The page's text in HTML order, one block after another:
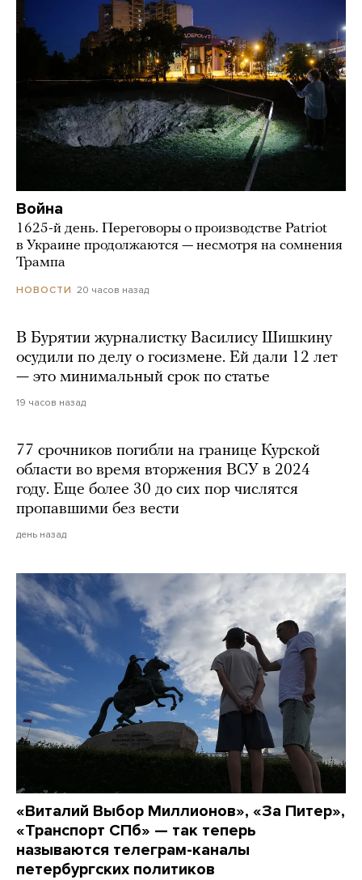
Война
1625-й день. Переговоры о производстве Patriot
в Украине продолжаются — несмотря на сомнения
Трампа
НОВОСТИ 20 часов назад
В Бурятии журналистку Василису Шишкину
осудили по делу о госизмене. Ей дали 12 лет
— это минимальный срок по статье
19 часов назад
77 срочников погибли на границе Курской
области во время вторжения ВСУ в 2024
году. Еще более 30 до сих пор числятся
пропавшими без вести
день назад
«Виталий Выбор Миллионов», «За Питер»,
«Транспорт СПб» — так теперь
называются телеграм-каналы
петербургских политиков